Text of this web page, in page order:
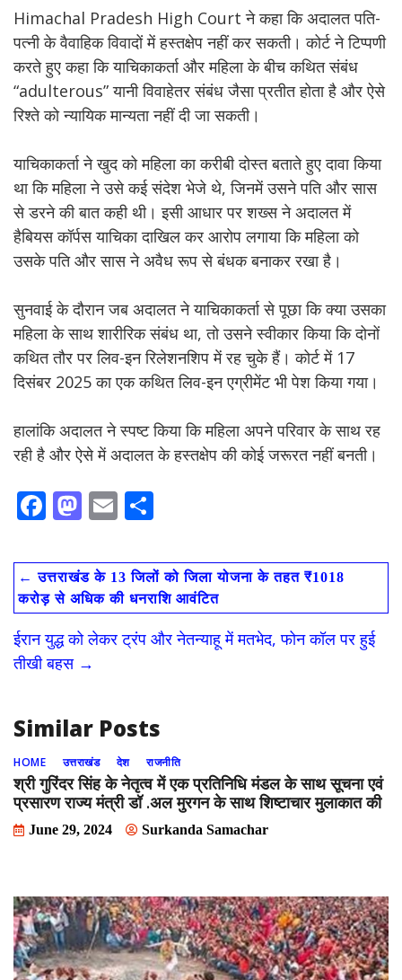
Himachal Pradesh High Court ने कहा कि अदालत पति-
पत्नी के वैवाहिक विवादों में हस्तक्षेप नहीं कर सकती। कोर्ट ने टिप्पणी
करते हुए कहा कि याचिकाकर्ता और महिला के बीच कथित संबंध
“adulterous” यानी विवाहेतर संबंध जैसा प्रतीत होता है और ऐसे
रिश्ते को न्यायिक मान्यता नहीं दी जा सकती।
याचिकाकर्ता ने खुद को महिला का करीबी दोस्त बताते हुए दावा किया
था कि महिला ने उसे कई संदेश भेजे थे, जिनमें उसने पति और सास
से डरने की बात कही थी। इसी आधार पर शख्स ने अदालत में
हैबियस कॉर्पस याचिका दाखिल कर आरोप लगाया कि महिला को
उसके पति और सास ने अवैध रूप से बंधक बनाकर रखा है।
सुनवाई के दौरान जब अदालत ने याचिकाकर्ता से पूछा कि क्या उसका
महिला के साथ शारीरिक संबंध था, तो उसने स्वीकार किया कि दोनों
कथित तौर पर लिव-इन रिलेशनशिप में रह चुके हैं। कोर्ट में 17
दिसंबर 2025 का एक कथित लिव-इन एग्रीमेंट भी पेश किया गया।
हालांकि अदालत ने स्पष्ट किया कि महिला अपने परिवार के साथ रह
रही है और ऐसे में अदालत के हस्तक्षेप की कोई जरूरत नहीं बनती।
F
e
b
o
o
k
M
to
d
o
n
E
ai
l
ar
e
← उत्तराखंड के 13 जिलों को जिला योजना के तहत ₹1018
करोड़ से अधिक की धनराशि आवंटित
ईरान युद्ध को लेकर ट्रंप और नेतन्याहू में मतभेद, फोन कॉल पर हुई
तीखी बहस →
Similar Posts
HOME उत्तराखंड देश राजनीति
श्री गुरिंदर सिंह के नेतृत्व में एक प्रतिनिधि मंडल के साथ सूचना एवं
प्रसारण राज्य मंत्री डॉ .अल मुरगन के साथ शिष्टाचार मुलाकात की
June 29, 2024 Surkanda Samachar